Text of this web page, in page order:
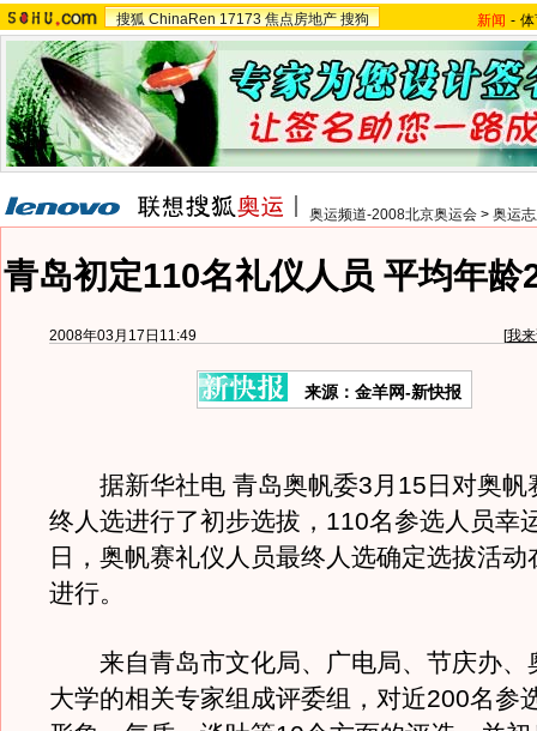
搜狐 ChinaRen 17173 焦点房地产 搜狗 新闻 -
奥运频道-2008北京奥运会 > 奥运
青岛初定110名礼仪人员 平均年龄
2008年03月17日11:49 [我
来源：金羊网-新快报
据新华社电 青岛奥帆委3月15日对奥帆
终人选进行了初步选拔，110名参选人员幸
日，奥帆赛礼仪人员最终人选确定选拔活动
进行。
来自青岛市文化局、广电局、节庆办、
大学的相关专家组成评委组，对近200名参